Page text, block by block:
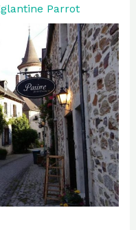
Parrot